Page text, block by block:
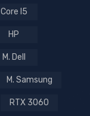
Core I5
HP
M. Dell
M. Samsung
RTX 3060